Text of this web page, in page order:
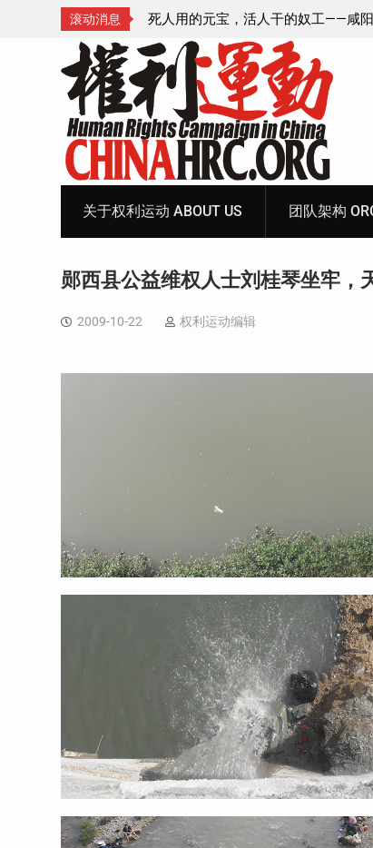
滚动消息
阳市渭城区看守所
宝、铅中毒、任务制
锡安教案王林牧师狱中信件：荒诞的
关于权利运动 ABOUT US 团队架构
郧西县公益维权人士刘桂琴坐牢，
2009-10-22 权利运动编辑